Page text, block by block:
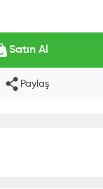
Satın Al
Paylaş